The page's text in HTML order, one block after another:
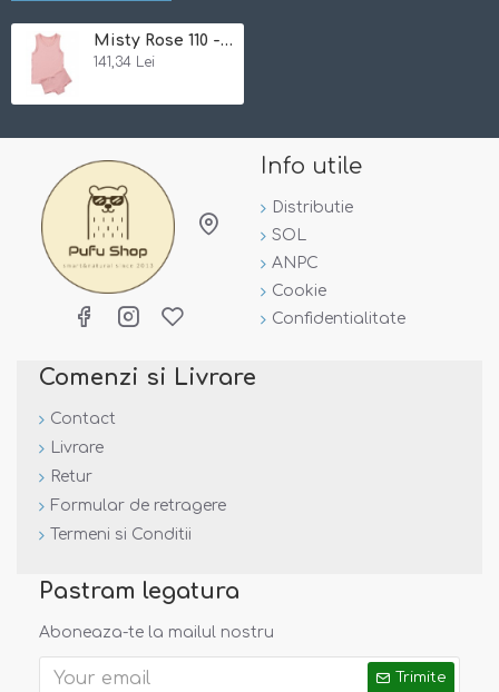
Misty Rose 110 - Set lenjerie de corp din bambus - Minymo
141,34 Lei
Info utile
Distributie
SOL
ANPC
Cookie
Confidentialitate
Comenzi si Livrare
Contact
Livrare
Retur
Formular de retragere
Termeni si Conditii
Pastram legatura
Aboneaza-te la mailul nostru
Trimite